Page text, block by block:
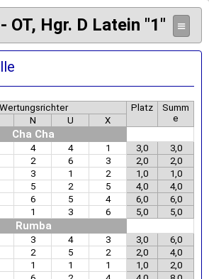
OT, Hgr. D Latein "1" ≡
Wertungsrichter Platz
Summ
e
N U X
Cha Cha
4 4 1 3,0
3,0
2 6 3 2,0
2,0
3 1 2 1,0
1,0
5 2 5 4,0
4,0
6 5 4 6,0
6,0
1 3 6 5,0 5,0
Rumba
3 4 3 3,0
6,0
2 5 2 2,0
4,0
1 1 1 1,0
2,0